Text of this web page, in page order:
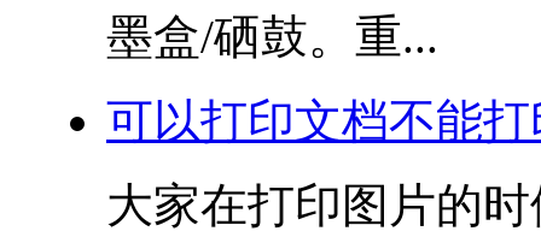
墨盒/硒鼓。重...
可以打印文档不能
大家在打印图片的